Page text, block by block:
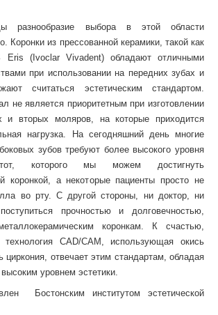
разнообразие выбора в этой области
Коронки из прессованной керамики, такой как
(Ivoclar Vivadent) обладают отличными
при использовании на передних зубах и
считаться эстетическим стандартом.
не является приоритетным при изготовлении
и вторых моляров, на которые приходится
нагрузка. На сегодняшний день многие
зубов требуют более высокого уровня
которого мы можем достигнуть
коронкой, а некоторые пациенты просто не
во рту. С другой стороны, ни доктор, ни
прочностью и долговечностью,
коронкам. К счастью,
технология CAD/CAM, использующая окись
отвечает этим стандартам, обладая
уровнем эстетики.
Бостонским институтом эстетической